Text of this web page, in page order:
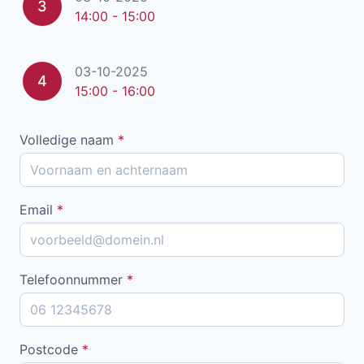
3
14:00 - 15:00
4
03-10-2025
15:00 - 16:00
Volledige naam *
Email *
Telefoonnummer *
Postcode *